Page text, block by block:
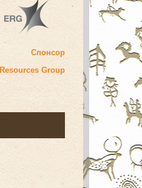
Спонсор
Resources Group